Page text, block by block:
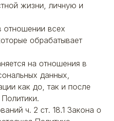
жизни, личную и
отношении всех
обрабатывает
на отношения в
данных,
как до, так и после
ч. 2 ст. 18.1 Закона о